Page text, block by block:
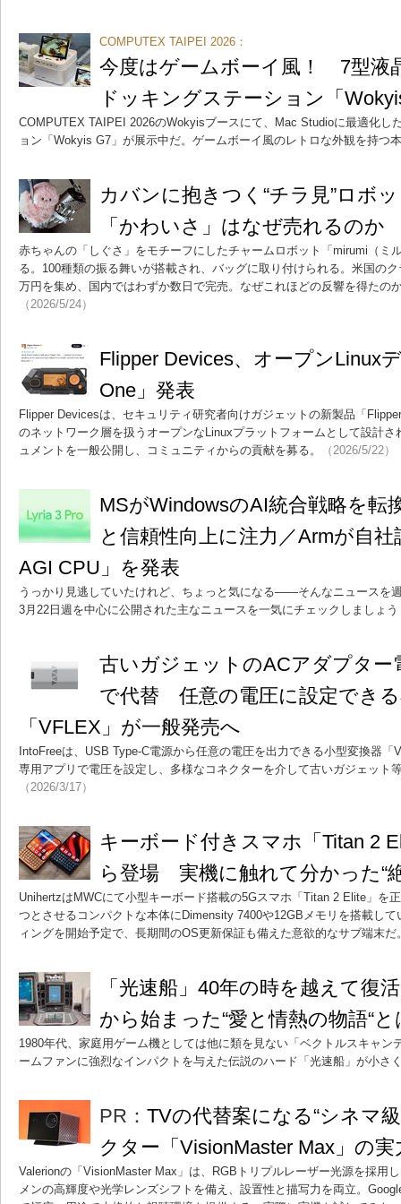
COMPUTEX TAIPEI 2026：
今度はゲームボーイ風！ 7型液
ドッキングステーション「
COMPUTEX TAIPEI 2026のWokyisブースにて、Mac Studioに最適化し
ョン「Wokyis G7」が展示中だ。ゲームボーイ風のレトロな外観を持つ
カバンに抱きつく“チラ見”ロ
「かわいさ」はなぜ売れるのか
赤ちゃんの「しぐさ」をモチーフにしたチャームロボット「mirumi（ミ
る。100種類の振る舞いが搭載され、バッグに取り付けられる。米国の
万円を集め、国内ではわずか数日で完売。なぜこれほどの反響を得た
（2026/5/24）
Flipper Devices、オープンLinux
One」発表
Flipper Devicesは、セキュリティ研究者向けガジェットの新製品「
のネットワーク層を扱うオープンなLinuxプラットフォームとして設計
ュメントを一般公開し、コミュニティからの貢献を募る。
（2026/5/22）
MSがWindowsのAI統合戦略を転
と信頼性向上に注力／Armが自
AGI CPU」を発表
うっかり見逃していたけれど、ちょっと気になる――そんなニュースを
3月22日週を中心に公開された主なニュースを一気にチェックしましょう
古いガジェットのACアダプター
で代替 任意の電圧に設定でき
「VFLEX」が一般発売へ
IntoFreeは、USB Type-C電源から任意の電圧を出力できる小型変換器
専用アプリで電圧を設定し、多様なコネクターを介して古いガジェット
（2026/3/17）
キーボード付きスマホ「Titan 2
ら登場 実機に触れて分かった“
UnihertzはMWCにて小型キーボード搭載の5Gスマホ「Titan 2 Elite」を
つとさせるコンパクトな本体にDimensity 7400や12GBメモリを搭載し
ィングを開始予定で、長期間のOS更新保証も備えた意欲的なサブ端末だ
「光速船」40年の時を越えて
から始まった“愛と情熱の物語“と
1980年代、家庭用ゲーム機としては他に類を見ない「ベクトルスキャン
ームファンに強烈なインパクトを与えた伝説のハード「光速船」が小さ
PR： TVの代替案になる“シネマ
クター「VisionMaster Max」の実
Valerionの「VisionMaster Max」は、RGBトリプルレーザー光源を採用
メンの高輝度や光学レンズシフトを備え、設置性と描写力を両立。